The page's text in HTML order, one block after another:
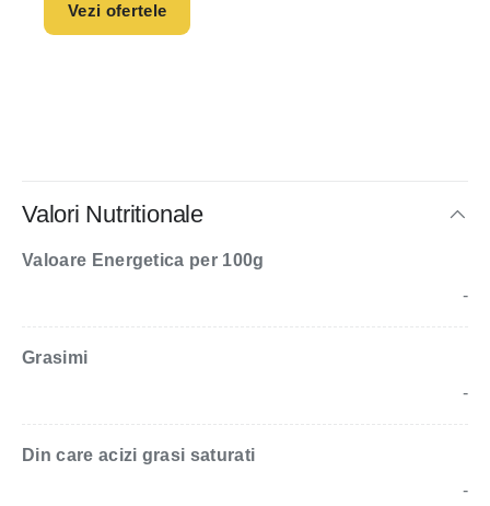
Vezi ofertele
Valori Nutritionale
Valoare Energetica per 100g
-
Grasimi
-
Din care acizi grasi saturati
-